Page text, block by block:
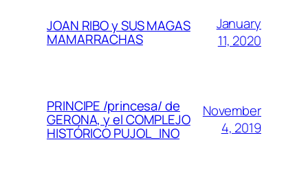
JOAN RIBO y SUS MAGAS
MAMARRACHAS
January
11, 2020
PRINCIPE /princesa/ de
GERONA, y el COMPLEJO
HISTÓRICO PUJOL_INO
November
4, 2019